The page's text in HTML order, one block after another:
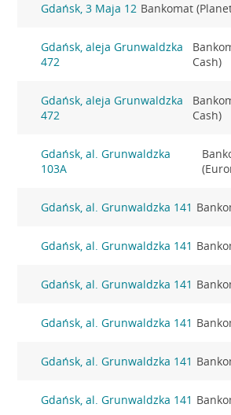
Gdańsk, 3 Maja 12 Bankomat
Gdańsk, aleja Grunwaldzka
472
Cash)
Gdańsk, aleja Grunwaldzka
472
Cash)
Gdańsk, al. Grunwaldzka
103A
Gdańsk, al. Grunwaldzka 141
Gdańsk, al. Grunwaldzka 141
Gdańsk, al. Grunwaldzka 141
Gdańsk, al. Grunwaldzka 141
Gdańsk, al. Grunwaldzka 141
Gdańsk, al. Grunwaldzka 141